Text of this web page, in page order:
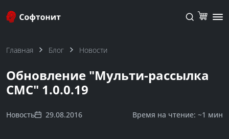
Главная Блог Новости
Обновление "Мульти-рассылка
СМС" 1.0.0.19
Новость 29.08.2016 Время на чтение: ~1 мин